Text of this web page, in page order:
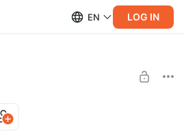
EN LOG IN